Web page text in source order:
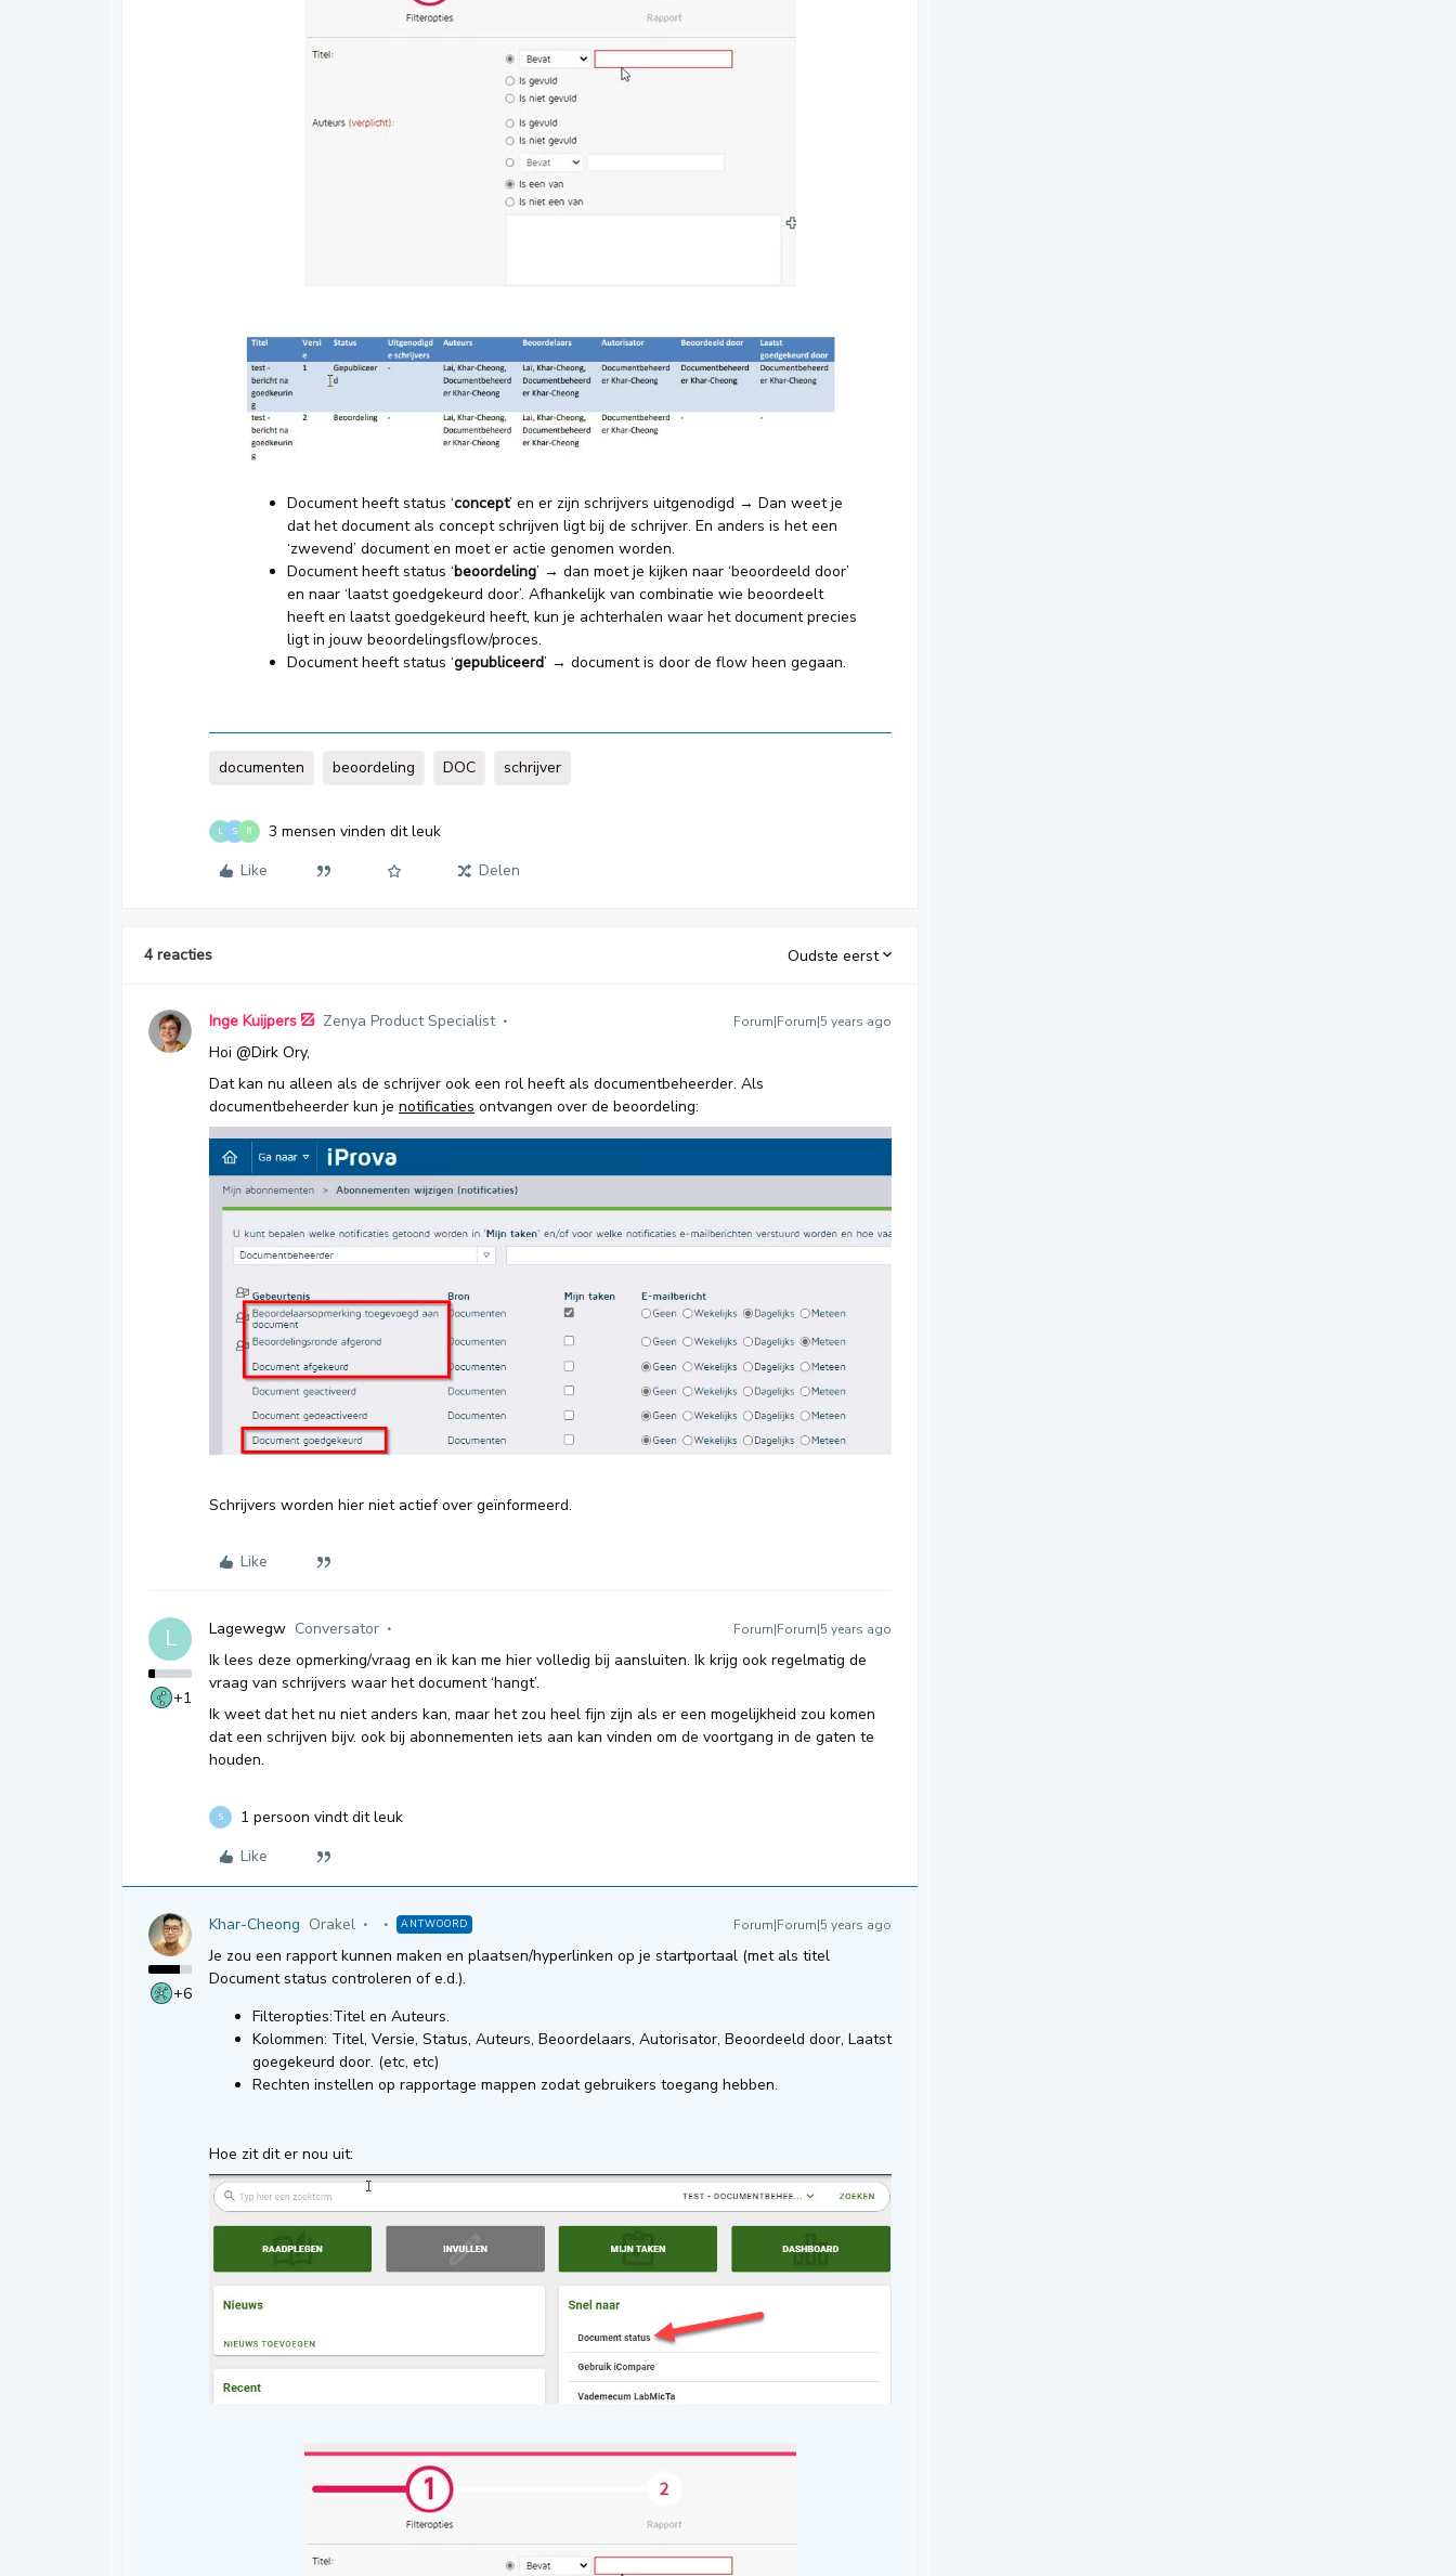
Document heeft status ‘concept’ en er zijn schrijvers uitgenodigd → Dan weet je
dat het document als concept schrijven ligt bij de schrijver. En anders is het een
‘zwevend’ document en moet er actie genomen worden.
Document heeft status ‘beoordeling’ → dan moet je kijken naar ‘beoordeeld door’
en naar ‘laatst goedgekeurd door’. Afhankelijk van combinatie wie beoordeelt
heeft en laatst goedgekeurd heeft, kun je achterhalen waar het document precies
ligt in jouw beoordelingsflow/proces.
Document heeft status ‘gepubliceerd’ → document is door de flow heen gegaan.
documenten beoordeling DOC schrijver
L S R
3 mensen vinden dit leuk
Like
Delen
4 reacties Oudste eerst
Inge Kuijpers Zenya Product Specialist Forum|Forum|5 years ago
Hoi @Dirk Ory,
Dat kan nu alleen als de schrijver ook een rol heeft als documentbeheerder. Als
documentbeheerder kun je notificaties ontvangen over de beoordeling:
Schrijvers worden hier niet actief over geïnformeerd.
Like
L
+1
Lagewegw Conversator Forum|Forum|5 years ago
Ik lees deze opmerking/vraag en ik kan me hier volledig bij aansluiten. Ik krijg ook regelmatig de
vraag van schrijvers waar het document ‘hangt’.
Ik weet dat het nu niet anders kan, maar het zou heel fijn zijn als er een mogelijkheid zou komen
dat een schrijven bijv. ook bij abonnementen iets aan kan vinden om de voortgang in de gaten te
houden.
S
1 persoon vindt dit leuk
Like
+6
Khar-Cheong Orakel ANTWOORD Forum|Forum|5 years ago
Je zou een rapport kunnen maken en plaatsen/hyperlinken op je startportaal (met als titel
Document status controleren of e.d.).
Filteropties:Titel en Auteurs.
Kolommen: Titel, Versie, Status, Auteurs, Beoordelaars, Autorisator, Beoordeeld door, Laatst
goegekeurd door. (etc, etc)
Rechten instellen op rapportage mappen zodat gebruikers toegang hebben.
Hoe zit dit er nou uit: